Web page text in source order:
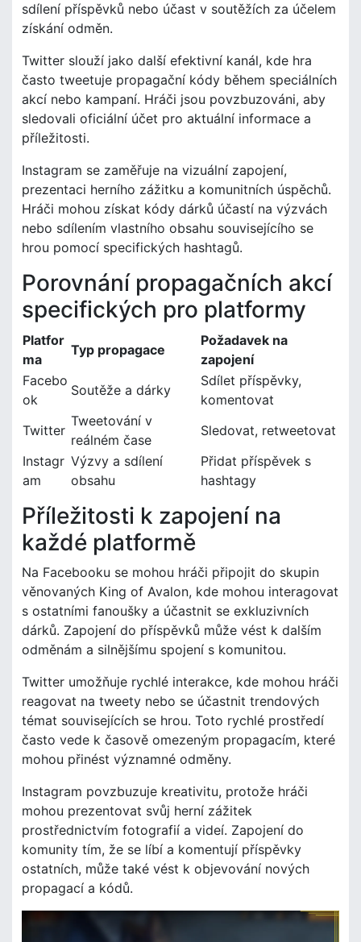
sdílení příspěvků nebo účast v soutěžích za účelem
získání odměn.
Twitter slouží jako další efektivní kanál, kde hra
často tweetuje propagační kódy během speciálních
akcí nebo kampaní. Hráči jsou povzbuzováni, aby
sledovali oficiální účet pro aktuální informace a
příležitosti.
Instagram se zaměřuje na vizuální zapojení,
prezentaci herního zážitku a komunitních úspěchů.
Hráči mohou získat kódy dárků účastí na výzvách
nebo sdílením vlastního obsahu souvisejícího se
hrou pomocí specifických hashtagů.
Porovnání propagačních akcí
specifických pro platformy
Platfor
ma
Typ propagace
Požadavek na
zapojení
Facebo
ok
Soutěže a dárky
Sdílet příspěvky,
komentovat
Twitter
Tweetování v
reálném čase
Sledovat, retweetovat
Instagr
am
Výzvy a sdílení
obsahu
Přidat příspěvek s
hashtagy
Příležitosti k zapojení na
každé platformě
Na Facebooku se mohou hráči připojit do skupin
věnovaných King of Avalon, kde mohou interagovat
s ostatními fanoušky a účastnit se exkluzivních
dárků. Zapojení do příspěvků může vést k dalším
odměnám a silnějšímu spojení s komunitou.
Twitter umožňuje rychlé interakce, kde mohou hráči
reagovat na tweety nebo se účastnit trendových
témat souvisejících se hrou. Toto rychlé prostředí
často vede k časově omezeným propagacím, které
mohou přinést významné odměny.
Instagram povzbuzuje kreativitu, protože hráči
mohou prezentovat svůj herní zážitek
prostřednictvím fotografií a videí. Zapojení do
komunity tím, že se líbí a komentují příspěvky
ostatních, může také vést k objevování nových
propagací a kódů.